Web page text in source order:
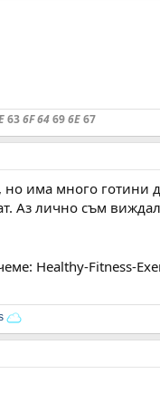
636F 64696E67
но има много
Аз лично съм
Healthy-Fitness-